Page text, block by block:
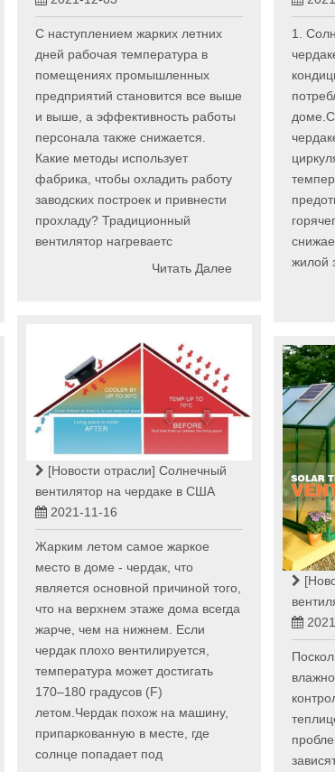
С наступлением жарких летних
дней рабочая температура в
помещениях промышленных
предприятий становится все выше
и выше, а эффективность работы
персонала также снижается.
Какие методы использует
фабрика, чтобы охладить работу
заводских построек и привнести
прохладу? Традиционный
вентилятор нагреваетс
Читать Далее
1.
жилой
[Новости отрасли] Солнечный
вентилятор на чердаке в США
2021-11-16
Жарким летом самое жаркое
место в доме - чердак, что
является основной причиной того,
что на верхнем этаже дома всегда
жарче, чем на нижнем. Если
чердак плохо вентилируется,
температура может достигать
170–180 градусов (F)
летом.Чердак похож на машину,
припаркованную в месте, где
солнце попадает под